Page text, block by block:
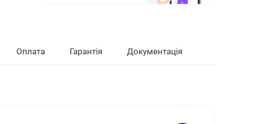
Оплата Гарантія Документація